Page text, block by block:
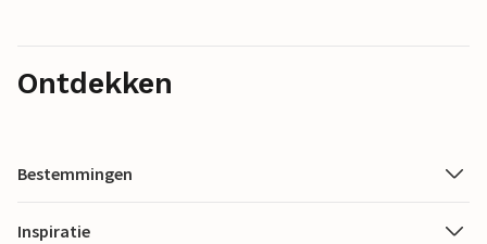
Ontdekken
Bestemmingen
Inspiratie